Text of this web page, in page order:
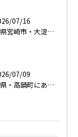
07/16
宮崎県宮崎市・大淀にあるスポーツクラブ
07/09
宮崎県・高鍋町にあるスポーツクラブ